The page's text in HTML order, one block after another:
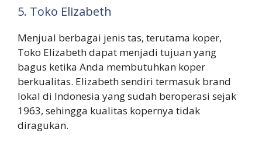
5. Toko Elizabeth
Menjual berbagai jenis tas, terutama koper,
Toko Elizabeth dapat menjadi tujuan yang
bagus ketika Anda membutuhkan koper
berkualitas. Elizabeth sendiri termasuk brand
lokal di Indonesia yang sudah beroperasi sejak
1963, sehingga kualitas kopernya tidak
diragukan.